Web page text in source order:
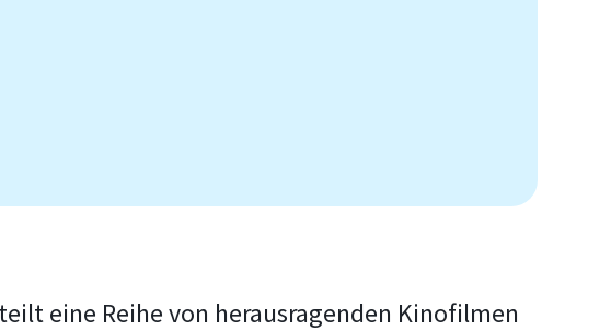
eine Reihe von herausragenden Kinofilmen